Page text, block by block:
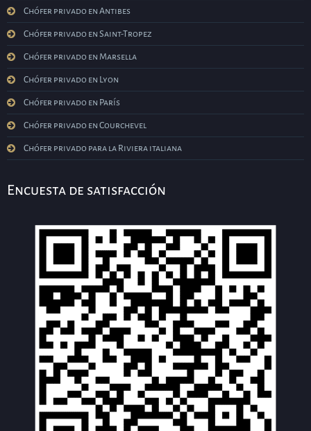
Chófer privado en Antibes
Chófer privado en Saint-Tropez
Chófer privado en Marsella
Chófer privado en Lyon
Chófer privado en París
Chófer privado en Courchevel
Chófer privado para la Riviera italiana
Encuesta de satisfacción